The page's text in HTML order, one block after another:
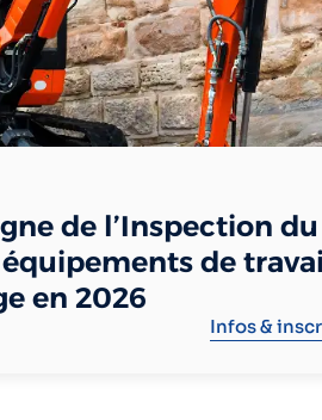
de l’Inspection du
de
en 2026
Infos &